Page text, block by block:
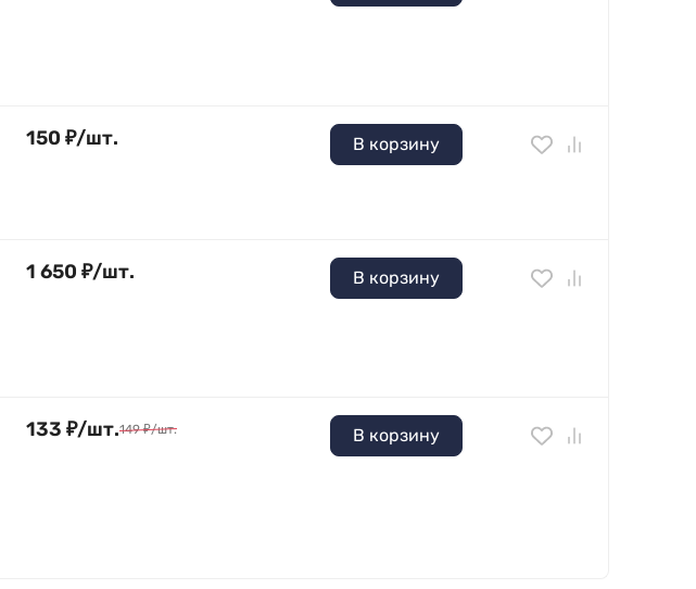
150 ₽/шт. В корзину
1 650 ₽/шт. В корзину
133 ₽/шт.149 ₽/шт. В корзину